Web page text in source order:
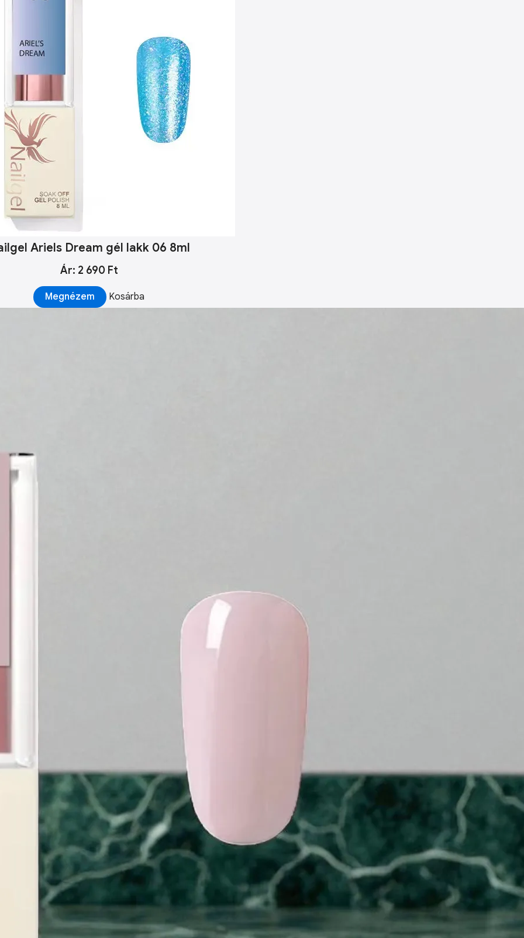
Ariels Dream gél lakk 06 8ml
Ár: 2 690 Ft
Megnézem Kosárba